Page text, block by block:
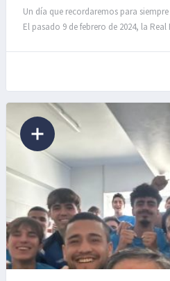
Un día que recordaremos para
El pasado 9 de febrero de 2024, la